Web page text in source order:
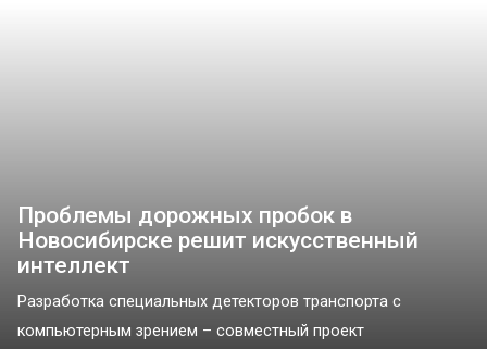
Проблемы дорожных пробок в
Новосибирске решит искусственный
интеллект
Разработка специальных детекторов транспорта с
компьютерным зрением – совместный проект